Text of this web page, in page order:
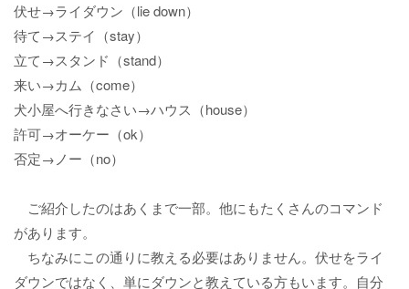
伏せ→ライダウン（lie down）
待て→ステイ（stay）
立て→スタンド（stand）
来い→カム（come）
犬小屋へ行きなさい→ハウス（house）
許可→オーケー（ok）
否定→ノー（no）
ご紹介したのはあくまで一部。他にもたくさんのコマンド
があります。
ちなみにこの通りに教える必要はありません。伏せをライ
ダウンではなく、単にダウンと教えている方もいます。自分